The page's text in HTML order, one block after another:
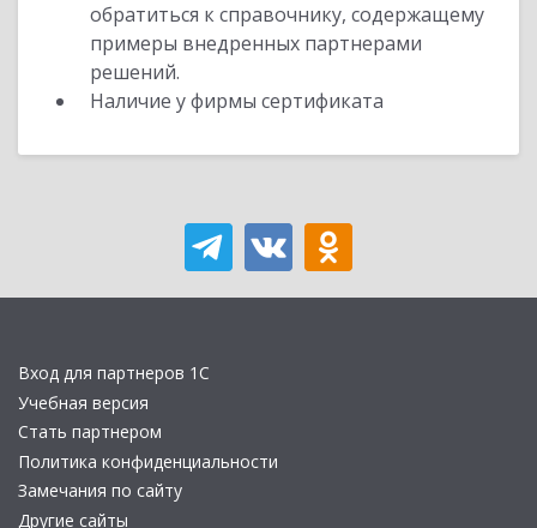
обратиться к справочнику, содержащему
примеры внедренных партнерами
решений.
Наличие у фирмы сертификата
Вход для партнеров 1С
Учебная версия
Стать партнером
Политика конфиденциальности
Замечания по сайту
Другие сайты